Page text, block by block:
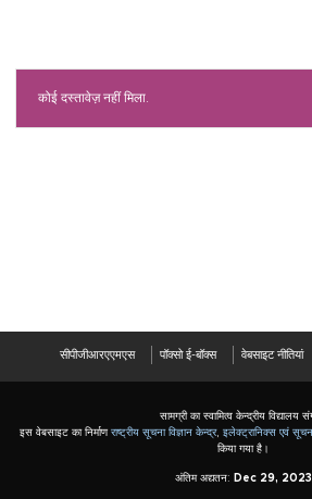
कोई दस्तावेज़ नहीं मिला.
सीपीजीआरएएमएस पॉक्सो ई-बॉक्स वेबसाइट नीतियां
सामग्री का स्वामित्व केन्द्रीय विद्यालय
इस वेबसाइट का निर्माण राष्ट्रीय सूचना विज्ञान केन्द्र, इलेक्ट्रानिक्स एवं सूचना
किया गया है।
अंतिम अद्यतन: Dec 29, 2023